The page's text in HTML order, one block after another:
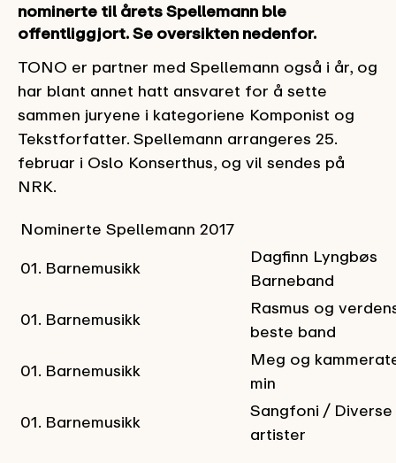
nominerte til årets Spellemann ble
offentliggjort. Se oversikten nedenfor.
TONO er partner med Spellemann også i år, og
har blant annet hatt ansvaret for å sette
sammen juryene i kategoriene Komponist og
Tekstforfatter. Spellemann arrangeres 25.
februar i Oslo Konserthus, og vil sendes på
NRK.
Nominerte Spellemann 2017
01. Barnemusikk
Dagfinn Lyngbøs
Barneband
01. Barnemusikk
Rasmus og
beste band
01. Barnemusikk
Meg og
min
01. Barnemusikk
Sangfoni / Diverse
artister